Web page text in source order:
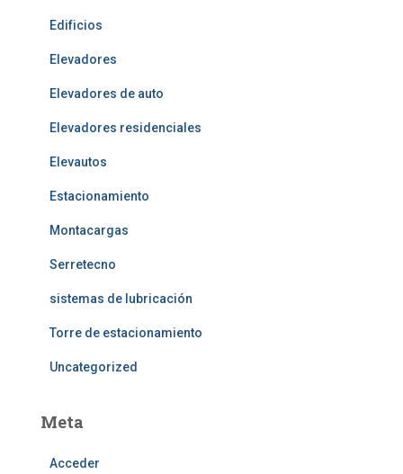
Edificios
Elevadores
Elevadores de auto
Elevadores residenciales
Elevautos
Estacionamiento
Montacargas
Serretecno
sistemas de lubricación
Torre de estacionamiento
Uncategorized
Meta
Acceder